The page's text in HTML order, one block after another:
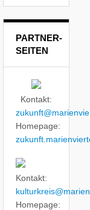
PARTNER-
SEITEN
Kontakt:
Homepage:
Kontakt:
Homepage: